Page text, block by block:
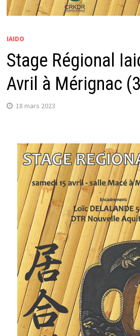
IAIDO
Stage Régional
Avril à Mérignac
18 mars 2023